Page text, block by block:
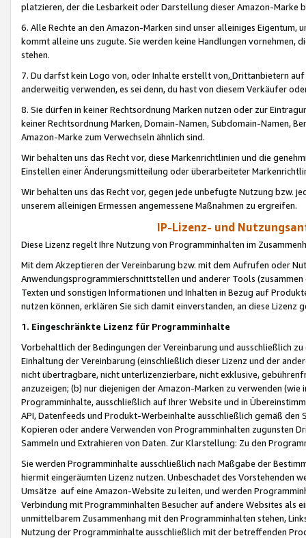
platzieren, der die Lesbarkeit oder Darstellung dieser Amazon-Marke
6. Alle Rechte an den Amazon-Marken sind unser alleiniges
kommt alleine uns zugute. Sie werden keine Handlungen vornehmen,
stehen.
7. Du darfst kein Logo von, oder Inhalte erstellt von,Drittanbietern auf
anderweitig verwenden, es sei denn, du hast von diesem Verkäufer
8. Sie dürfen in keiner Rechtsordnung Marken nutzen oder zur
keiner Rechtsordnung Marken, Domain-Namen, Subdomain-Namen,
Amazon-Marke zum Verwechseln ähnlich sind.
Wir behalten uns das Recht vor, diese Markenrichtlinien und die
Einstellen einer Änderungsmitteilung oder überarbeiteter
Wir behalten uns das Recht vor, gegen jede unbefugte Nutzung bzw.
unserem alleinigen Ermessen angemessene Maßnahmen zu ergreifen.
IP-Lizenz- und
Diese Lizenz regelt Ihre Nutzung von Programminhalten im
Mit dem Akzeptieren der Vereinbarung bzw. mit dem Aufrufen oder
Anwendungsprogrammierschnittstellen und anderer Tools (zusammen
Texten und sonstigen Informationen und Inhalten in Bezug auf
nutzen können, erklären Sie sich damit einverstanden, an diese Lizenz
1. Eingeschränkte Lizenz für Programminhalte
Vorbehaltlich der Bedingungen der Vereinbarung und ausschließlich
Einhaltung der Vereinbarung (einschließlich dieser Lizenz und der
nicht übertragbare, nicht unterlizenzierbare, nicht exklusive,
anzuzeigen; (b) nur diejenigen der Amazon-Marken zu verwenden
Programminhalte, ausschließlich auf Ihrer Website und in
API, Datenfeeds und Produkt-Werbeinhalte ausschließlich gemäß
Kopieren oder andere Verwenden von Programminhalten zugunsten
Sammeln und Extrahieren von Daten. Zur Klarstellung: Zu den
Sie werden Programminhalte ausschließlich nach Maßgabe der
hiermit eingeräumten Lizenz nutzen. Unbeschadet des Vorstehenden
Umsätze auf eine Amazon-Website zu leiten, und werden
Verbindung mit Programminhalten Besucher auf andere Websites als
unmittelbarem Zusammenhang mit den Programminhalten stehen,
Nutzung der Programminhalte ausschließlich mit der betreffenden